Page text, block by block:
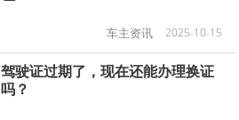
车主资讯 2025-10-15
驾驶证过期了，现在还能办理换证
吗？